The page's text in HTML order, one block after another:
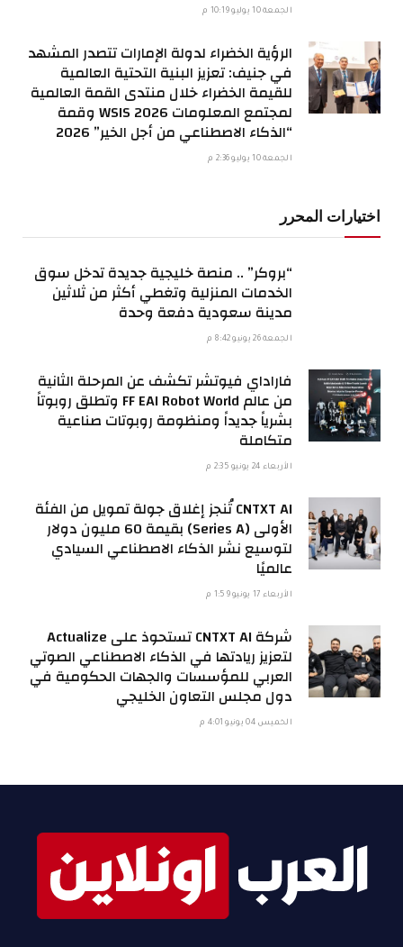
الجمعة 10 يوليو 10:19 م
الرؤية الخضراء لدولة الإمارات تتصدر المشهد
في جنيف: تعزيز البنية التحتية العالمية
للقيمة الخضراء خلال منتدى القمة العالمية
لمجتمع المعلومات WSIS 2026 وقمة
“الذكاء الاصطناعي من أجل الخير” 2026
الجمعة 10 يوليو 2:36 م
اختيارات المحرر
“بروكر” .. منصة خليجية جديدة تدخل سوق
الخدمات المنزلية وتغطي أكثر من ثلاثين
مدينة سعودية دفعة وحدة
الجمعة 26 يونيو 8:42 م
فاراداي فيوتشر تكشف عن المرحلة الثانية
من عالم FF EAI Robot World وتطلق روبوتاً
بشرياً جديداً ومنظومة روبوتات صناعية
متكاملة
الأربعاء 24 يونيو 2:35 م
CNTXT AI تُنجز إغلاق جولة تمويل من الفئة
الأولى (Series A) بقيمة 60 مليون دولار
لتوسيع نشر الذكاء الاصطناعي السيادي
عالميًا
الأربعاء 17 يونيو 1:59 م
شركة CNTXT AI تستحوذ على Actualize
لتعزيز ريادتها في الذكاء الاصطناعي الصوتي
العربي للمؤسسات والجهات الحكومية في
دول مجلس التعاون الخليجي
الخميس 04 يونيو 4:01 م